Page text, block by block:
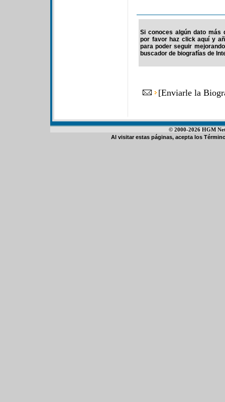
Si conoces algún dato más
por favor haz click aquí y
para poder seguir
buscador de biografías de
[Enviarle la
© 2000-2026 HGM
Al visitar estas páginas, acepta los